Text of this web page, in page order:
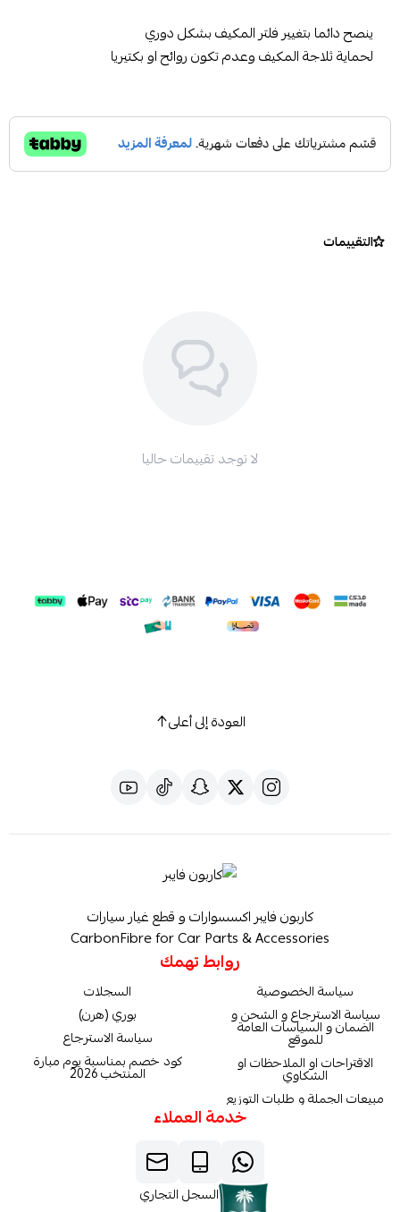
ينصح دائما بتغيير فلتر المكيف بشكل دوري
لحماية ثلاجة المكيف وعدم تكون روائح او بكتيريا
التقييمات
لا توجد تقييمات حاليا
العودة إلى أعلى
كاربون فايبر اكسسوارات و قطع غيار سيارات
CarbonFibre for Car Parts & Accessories
روابط تهمك
سياسة الخصوصية
سياسة الاسترجاع و الشحن و
الضمان و السياسات العامة
للموقع
الاقتراحات او الملاحظات او
الشكاوي
مبيعات الجملة و طلبات التوزيع
السجلات
بوري (هرن)
سياسة الاسترجاع
كود خصم بمناسبة يوم مبارة
المنتخب 2026
خدمة العملاء
السجل التجاري